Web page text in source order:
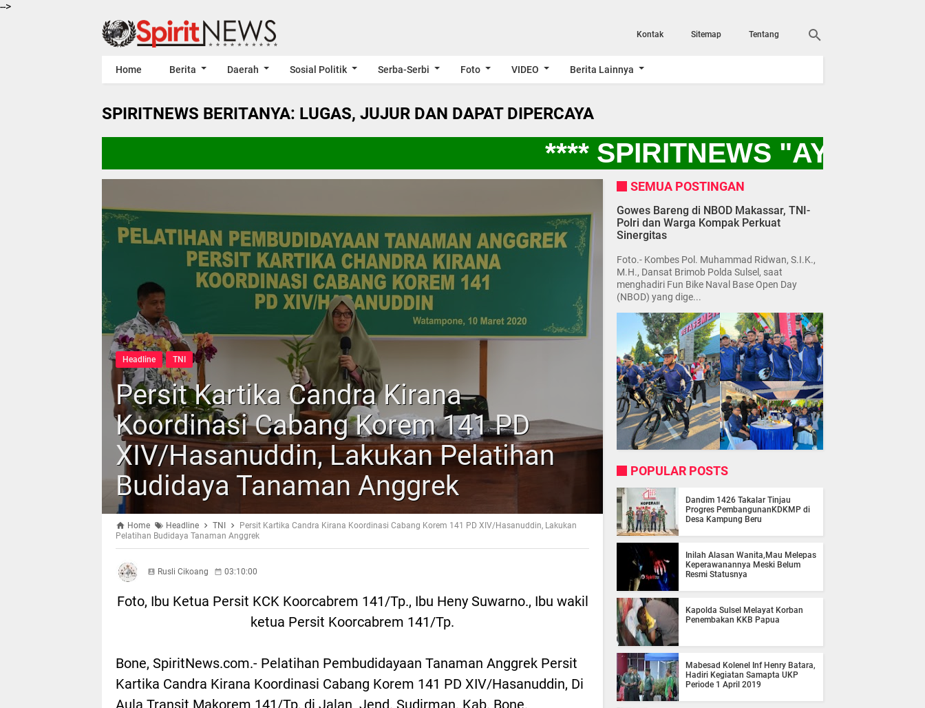
-->
Kontak Sitemap Tentang
Home Berita Daerah Sosial Politik Serba-Serbi Foto VIDEO Berita Lainnya
SPIRITNEWS BERITANYA: LUGAS, JUJUR DAN DAPAT DIPERCAYA
**** SPIRITNEWS "AYO KITA
Headline TNI
Persit Kartika Candra Kirana
Koordinasi Cabang Korem 141 PD
XIV/Hasanuddin, Lakukan Pelatihan
Budidaya Tanaman Anggrek
Home Headline TNI
Persit Kartika Candra Kirana Koordinasi Cabang Korem 141 PD XIV/Hasanuddin, Lakukan
Pelatihan Budidaya Tanaman Anggrek
Rusli Cikoang 03:10:00
Foto, Ibu Ketua Persit KCK Koorcabrem 141/Tp., Ibu Heny Suwarno., Ibu wakil
ketua Persit Koorcabrem 141/Tp.
Bone, SpiritNews.com.- Pelatihan Pembudidayaan Tanaman Anggrek Persit
Kartika Candra Kirana Koordinasi Cabang Korem 141 PD XIV/Hasanuddin, Di
Aula Transit Makorem 141/Tp, di Jalan Jend. Sudirman. Kab. Bone.
SEMUA POSTINGAN
Gowes Bareng di NBOD Makassar, TNI-
Polri dan Warga Kompak Perkuat
Sinergitas
Foto.- Kombes Pol. Muhammad Ridwan, S.I.K.,
M.H., Dansat Brimob Polda Sulsel, saat
menghadiri Fun Bike Naval Base Open Day
(NBOD) yang dige...
POPULAR POSTS
Dandim 1426 Takalar Tinjau
Progres PembangunanKDKMP di
Desa Kampung Beru
Inilah Alasan Wanita,Mau Melepas
Keperawanannya Meski Belum
Resmi Statusnya
Kapolda Sulsel Melayat Korban
Penembakan KKB Papua
Mabesad Kolenel Inf Henry Batara,
Hadiri Kegiatan Samapta UKP
Periode 1 April 2019